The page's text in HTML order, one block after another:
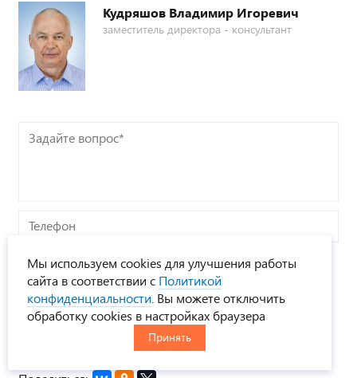
Кудряшов Владимир Игоревич
заместитель директора - консультант
Задайте
вопрос*
Телефон
Политикой конфиденциальности
даю согласие на обработку персональных данных
Мы используем cookies для улучшения работы
сайта в соответствии с Политикой
конфиденциальности . Вы можете отключить
обработку cookies в настройках браузера
Принять